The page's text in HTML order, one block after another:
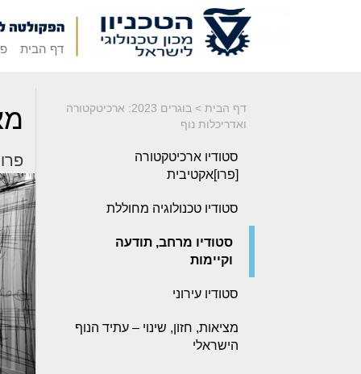
דף הבית
דף הבית >
בוגרים 2023: ארכיטקטורה
ואדריכלות נוף
סטודיו ארכיטקטורה
[פרו]אקטיבית
סטודיו טכנולוגיה מחוללת
סטודיו מרחב, תודעה
וקיימות
סטודיו עירוני
מציאות, חזון, שינוי – עתיד הנוף
הישראלי